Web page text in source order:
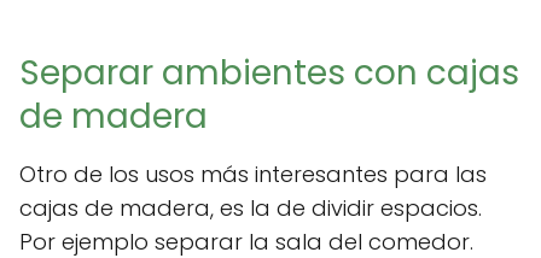
Separar ambientes con cajas
de madera
Otro de los usos más interesantes para las
cajas de madera, es la de dividir espacios.
Por ejemplo separar la sala del comedor.